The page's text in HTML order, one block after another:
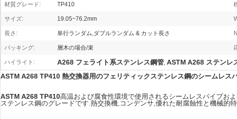
材質グレード: TP410
サイズ: 19.05~76.2mm
長さ: 単行ランダム,ダブルランダム & カット長さ
パッキング: 層木の場合/束
ハイライト: A268 フェライト系ステンレス鋼管, ASTM A268 ステンレ
ASTM A268 TP410 熱交換器用のフェリティックステンレス鋼のシームレス
ASTM A268 TP410高温および腐食性環境で使用されるシームレスパイプお
ステンレス鋼のグレードです.熱交換機,コンデンサ,優れた耐腐蝕性と機械的